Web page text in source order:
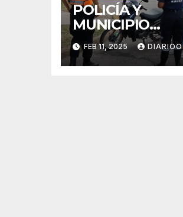
POLICÍA Y
MUNICIPIO
TRABAJAN
JUNTOS PARA
MEJORAR LA
FEB 11, 2025 DIARIOO